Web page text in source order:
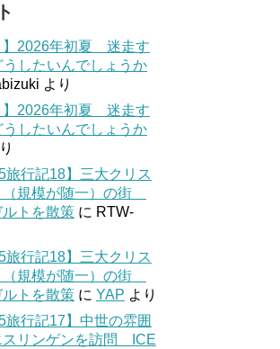
】2026年初夏 迷走す
したいんでしょうか
より
】2026年初夏 迷走す
したいんでしょうか
旅行記18】三大クリス
（規模が随一）の街
トを散策 に RTW-
旅行記18】三大クリス
（規模が随一）の街
トを散策 に YAP より
旅行記17】中世の雰囲
リンゲンを訪問 ICE